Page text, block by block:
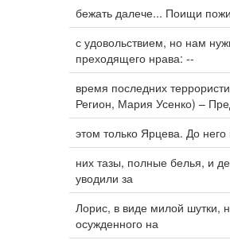
бежать далече... Поищи
с удовольствием, но нам
преходящего нрава: --
время последних
Регион, Мария Усенко) –
этом только Ярцева. До
них тазы, полные белья, и
уводили за
Лорис, в виде милой шутки,
осужденного на